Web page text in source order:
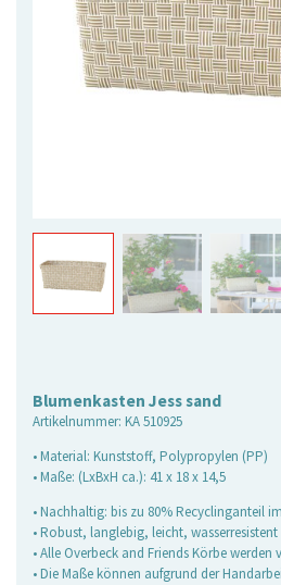
Blumenkasten Jess sand
Artikelnummer: KA 510925
• Material: Kunststoff, Polypropylen (PP)
• Maße: (LxBxH ca.): 41 x 18 x 14,5
• Nachhaltig: bis zu 80% Recyclinganteil
• Robust, langlebig, leicht, wasserresistent
• Alle Overbeck and Friends Körbe
• Die Maße können aufgrund der